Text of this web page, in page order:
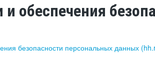
и обеспечения
безопасности персональных данных